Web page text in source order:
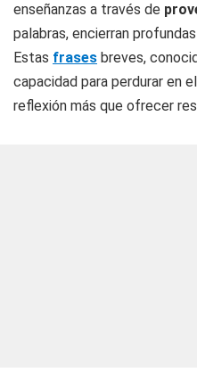
enseñanzas a través de
palabras, encierran
Estas frases breves,
capacidad para perdurar en
reflexión más que ofrecer